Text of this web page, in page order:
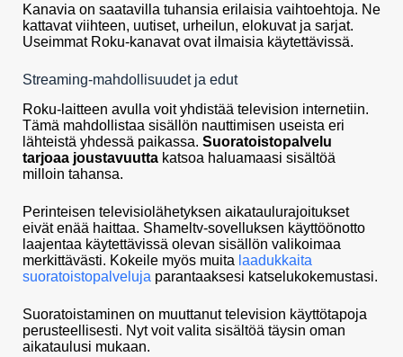
Kanavia on saatavilla tuhansia erilaisia vaihtoehtoja. Ne
kattavat viihteen, uutiset, urheilun, elokuvat ja sarjat.
Useimmat Roku-kanavat ovat ilmaisia käytettävissä.
Streaming-mahdollisuudet ja edut
Roku-laitteen avulla voit yhdistää television internetiin.
Tämä mahdollistaa sisällön nauttimisen useista eri
lähteistä yhdessä paikassa. Suoratoistopalvelu
tarjoaa joustavuutta katsoa haluamaasi sisältöä
milloin tahansa.
Perinteisen televisiolähetyksen aikataulurajoitukset
eivät enää haittaa. Shameltv-sovelluksen käyttöönotto
laajentaa käytettävissä olevan sisällön valikoimaa
merkittävästi. Kokeile myös muita laadukkaita
suoratoistopalveluja parantaaksesi katselukokemustasi.
Suoratoistaminen on muuttanut television käyttötapoja
perusteellisesti. Nyt voit valita sisältöä täysin oman
aikataulusi mukaan.